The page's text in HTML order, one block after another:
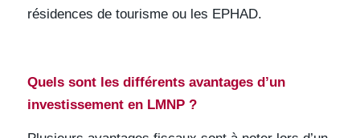
résidences de tourisme ou les EPHAD.
Quels sont les différents avantages d’un
investissement en LMNP ?